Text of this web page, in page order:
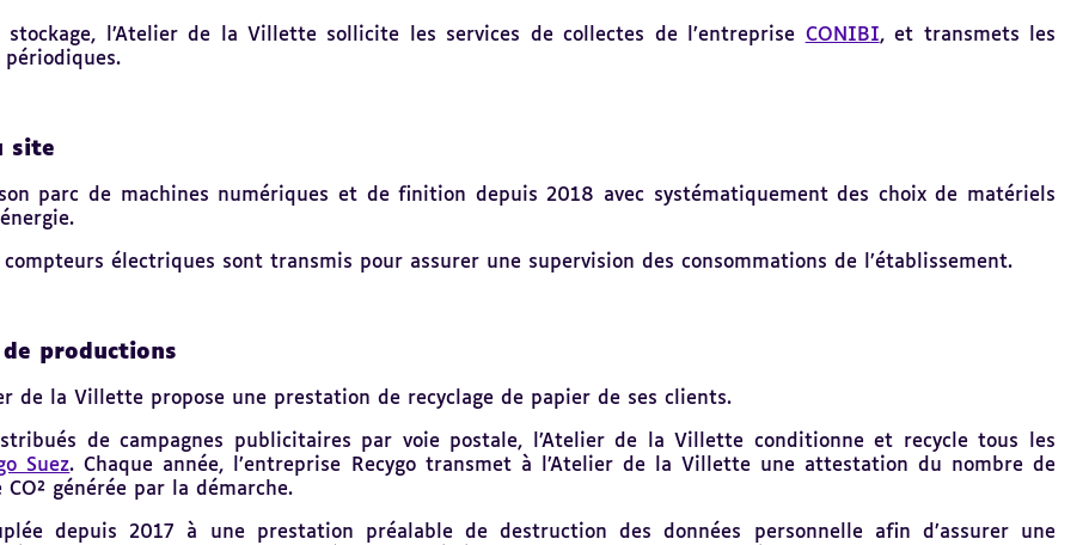
l’Atelier de la Villette sollicite les services de collectes de l’entreprise CONIBI, et transmets les
site
parc de machines numériques et de finition depuis 2018 avec systématiquement des choix de matériels
compteurs électriques sont transmis pour assurer une supervision des consommations de l’établissement.
productions
de la Villette propose une prestation de recyclage de papier de ses clients.
de campagnes publicitaires par voie postale, l’Atelier de la Villette conditionne et recycle tous les
Suez. Chaque année, l’entreprise Recygo transmet à l’Atelier de la Villetteune attestation du nombre de
générée par la démarche.
depuis 2017 à une prestation préalable de destruction des données personnelle afin d’assurer une